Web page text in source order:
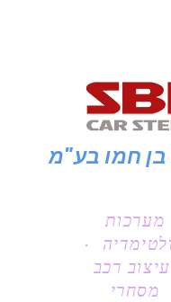
חמו בע"מ
מערכות
·
עיצוב רכב
מסחרי